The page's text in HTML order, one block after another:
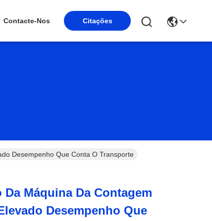
Contacte-Nos Citações
Desempenho Que Conta O Transporte
Da Máquina Da Contagem
Desempenho Que